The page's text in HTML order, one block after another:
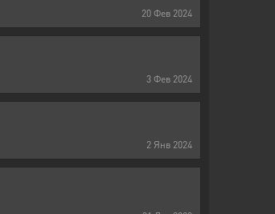
20 Фев 2024
3 Фев 2024
2 Янв 2024